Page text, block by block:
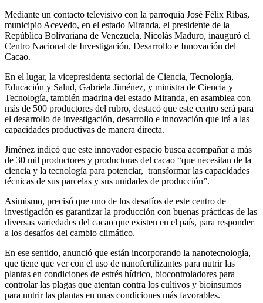
Mediante un contacto televisivo con la parroquia José Félix Ribas,
municipio Acevedo, en el estado Miranda, el presidente de la
República Bolivariana de Venezuela, Nicolás Maduro, inauguró el
Centro Nacional de Investigación, Desarrollo e Innovación del
Cacao.
En el lugar, la vicepresidenta sectorial de Ciencia, Tecnología,
Educación y Salud, Gabriela Jiménez, y ministra de Ciencia y
Tecnología, también madrina del estado Miranda, en asamblea con
más de 500 productores del rubro, destacó que este centro será para
el desarrollo de investigación, desarrollo e innovación que irá a las
capacidades productivas de manera directa.
Jiménez indicó que este innovador espacio busca acompañar a más
de 30 mil productores y productoras del cacao “que necesitan de la
ciencia y la tecnología para potenciar, transformar las capacidades
técnicas de sus parcelas y sus unidades de producción”.
Asimismo, precisó que uno de los desafíos de este centro de
investigación es garantizar la producción con buenas prácticas de las
diversas variedades del cacao que existen en el país, para responder
a los desafíos del cambio climático.
En ese sentido, anunció que están incorporando la nanotecnología,
que tiene que ver con el uso de nanofertilizantes para nutrir las
plantas en condiciones de estrés hídrico, biocontroladores para
controlar las plagas que atentan contra los cultivos y bioinsumos
para nutrir las plantas en unas condiciones más favorables.